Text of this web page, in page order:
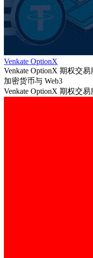
Venkate OptionX
Venkate OptionX 期权交易
加密货币与 Web3
Venkate OptionX 期权交易